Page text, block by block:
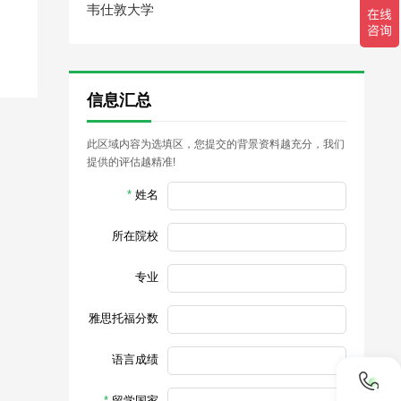
韦仕敦大学
信息汇总
此区域内容为选填区，您提交的背景资料越充分，我们
提供的评估越精准!
* 姓名
所在院校
专业
雅思托福分数
语言成绩